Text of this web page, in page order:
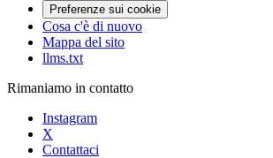
Preferenze sui cookie
Cosa c'è di nuovo
Mappa del sito
llms.txt
Rimaniamo in contatto
Instagram
X
Contattaci